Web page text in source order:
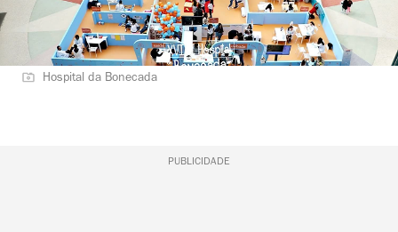
Hospital da Bonecada
PUBLICIDADE